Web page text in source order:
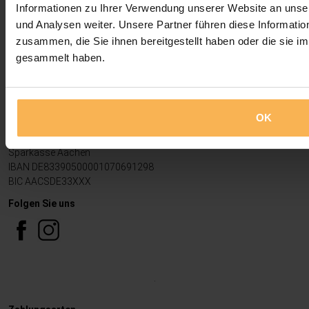
Informationen zu Ihrer Verwendung unserer Website an
und Analysen weiter. Unsere Partner führen diese
zusammen, die Sie ihnen bereitgestellt haben oder die sie
gesammelt haben.
OK
09.00 - 12.00 Uhr
13.00 - 17.00 Uhr
Handelsregister / Steuer
HRB 16459 Amtsgericht Aachen
P. Bremmers & L. Loenders
USt-IDNr: DE274734013
Bankverbindung
Sparkasse Aachen
IBAN DE83390500001070691298
BIC AACSDE33XXX
Folgen Sie uns